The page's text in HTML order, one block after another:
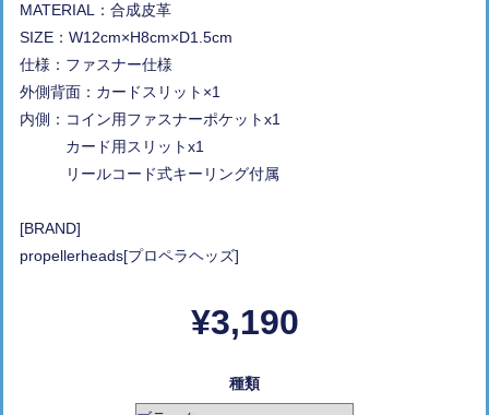
MATERIAL：合成皮革
SIZE：W12cm×H8cm×D1.5cm
仕様：ファスナー仕様
外側背面：カードスリット×1
内側：コイン用ファスナーポケットx1
カード用スリットx1
リールコード式キーリング付属
[BRAND]
propellerheads[プロペラヘッズ]
¥3,190
種類